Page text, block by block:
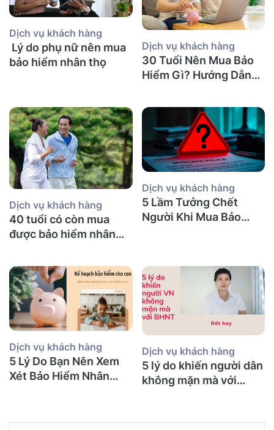
Dịch vụ khách hàng
Lý do phụ nữ nên mua
bảo hiểm nhân thọ
Dịch vụ khách hàng
30 Tuổi Nên Mua Bảo
Hiểm Gì? Hướng Dẫn
Dịch vụ khách hàng
40 tuổi có còn mua
được bảo hiểm nhân
bảo hiểm gì?
Dịch vụ khách hàng
5 Lầm Tưởng Chết
Người Khi Mua Bảo
Dịch vụ khách hàng
5 Lý Do Bạn Nên Xem
Xét Bảo Hiểm Nhân
Dịch vụ khách hàng
5 lý do khiến người dân
không mặn mà với